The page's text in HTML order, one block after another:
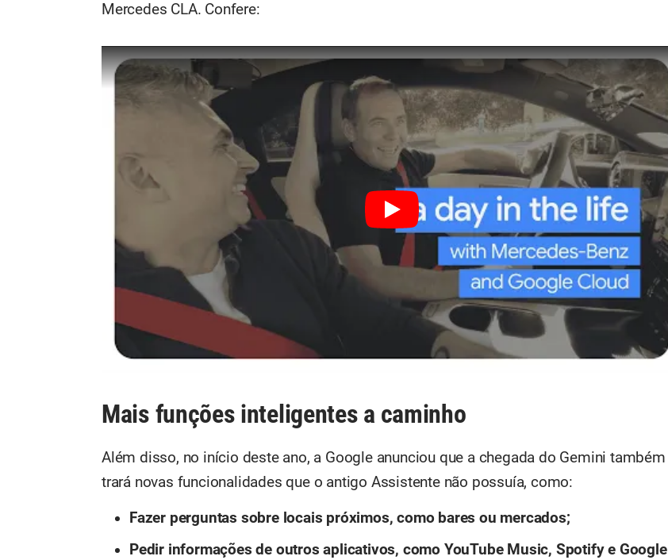
Mercedes CLA. Confere:
Mais funções inteligentes a caminho
Além disso, no início deste ano, a Google anunciou que a chegada do Gemini também
trará novas funcionalidades que o antigo Assistente não possuía, como:
Fazer perguntas sobre locais próximos, como bares ou mercados;
Pedir informações de outros aplicativos, como YouTube Music, Spotify e Google